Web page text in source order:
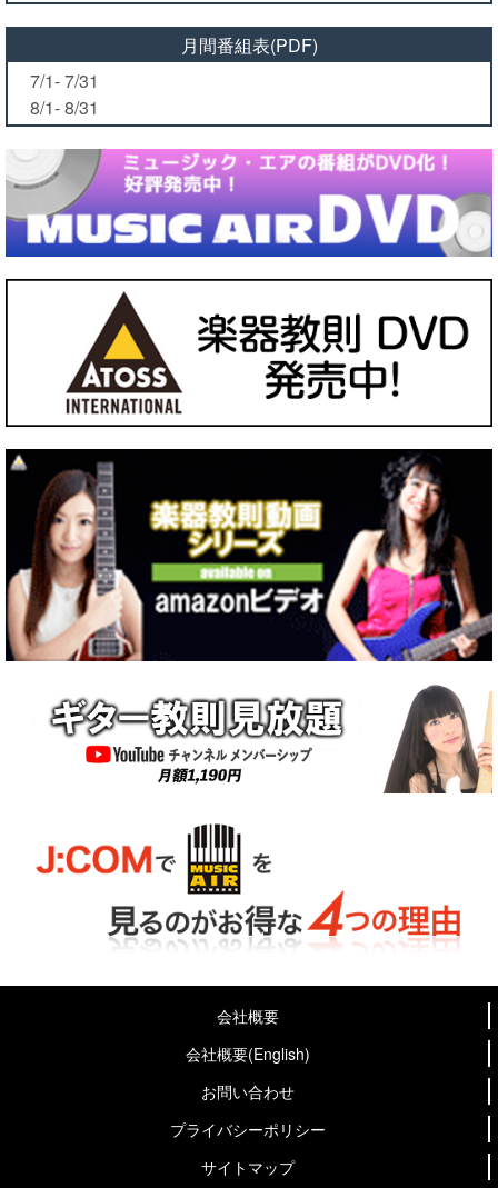
月間番組表(PDF)
7/1- 7/31
8/1- 8/31
会社概要
会社概要(English)
お問い合わせ
プライバシーポリシー
サイトマップ